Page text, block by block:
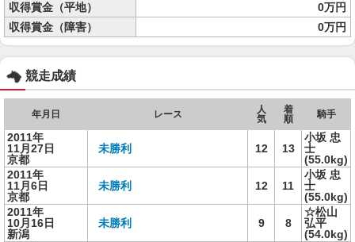
収得賞金（平地）
0万円
収得賞金（障害）
0万円
競走成績
年月日 レース
人
気
着
順
騎手
2011年
11月27日
京都
未勝利 12 13
小坂 忠
士
(55.0kg)
2011年
11月6日
京都
未勝利 12 11
小坂 忠
士
(55.0kg)
2011年
10月16日
新潟
未勝利 9 8
☆松山
弘平
(54.0kg)